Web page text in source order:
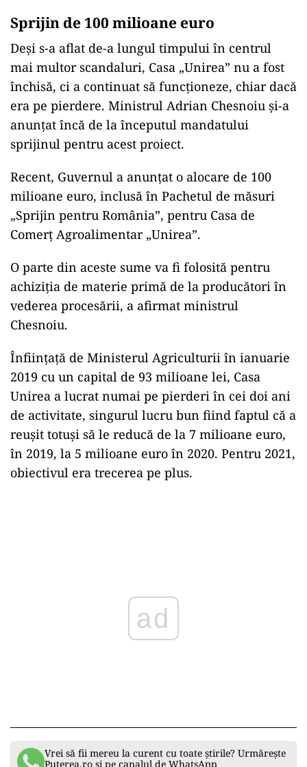
Sprijin de 100 milioane euro
Deși s-a aflat de-a lungul timpului în centrul
mai multor scandaluri, Casa „Unirea” nu a fost
închisă, ci a continuat să funcționeze, chiar dacă
era pe pierdere. Ministrul Adrian Chesnoiu și-a
anunțat încă de la începutul mandatului
sprijinul pentru acest proiect.
Recent, Guvernul a anunțat o alocare de 100
milioane euro, inclusă în Pachetul de măsuri
„Sprijin pentru România”, pentru Casa de
Comerţ Agroalimentar „Unirea”.
O parte din aceste sume va fi folosită pentru
achiziția de materie primă de la producători în
vederea procesării, a afirmat ministrul
Chesnoiu.
Înființață de Ministerul Agriculturii în ianuarie
2019 cu un capital de 93 milioane lei, Casa
Unirea a lucrat numai pe pierderi în cei doi ani
de activitate, singurul lucru bun fiind faptul că a
reușit totuși să le reducă de la 7 milioane euro,
în 2019, la 5 milioane euro în 2020. Pentru 2021,
obiectivul era trecerea pe plus.
ad
Vrei să fii mereu la curent cu toate știrile? Urmărește
Puterea.ro și pe canalul de WhatsApp